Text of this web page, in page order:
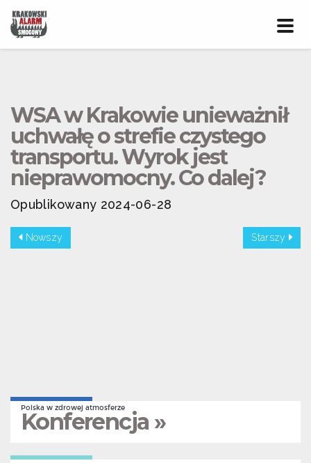
WSA w Krakowie unieważnił
uchwałę o strefie czystego
transportu. Wyrok jest
nieprawomocny. Co dalej?
Opublikowany 2024-06-28
Nowszy Starszy
Polska w zdrowej atmosferze
Konferencja »